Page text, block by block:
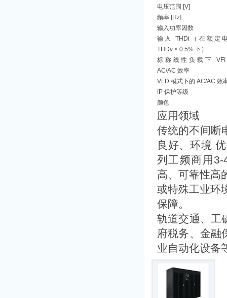
电压范围 [V]
频率 [Hz]
输入功率因数
输入 THDi（在额定
THDv < 0.5% 下）
标称线性负载下 VFI
AC/AC 效率
VFD 模式下的 AC/AC 效
IP 保护等级
颜色
应用领域
传统的不间断
良好、环境
列工频商用3-
高、可靠性高
或特殊工业环
保障。
轨道交通、工
府税务、金融
业自动化设备